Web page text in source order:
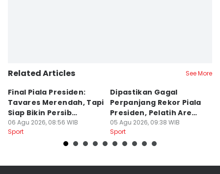
Related Articles See More
Final Piala Presiden:
Tavares Merendah, Tapi
Siap Bikin Persib
Tumbang
06 Agu 2026, 08:56 WIB
Sport
Dipastikan Gagal
Perpanjang Rekor Piala
Presiden, Pelatih Arema
Kecewa
05 Agu 2026, 09:38 WIB
Sport